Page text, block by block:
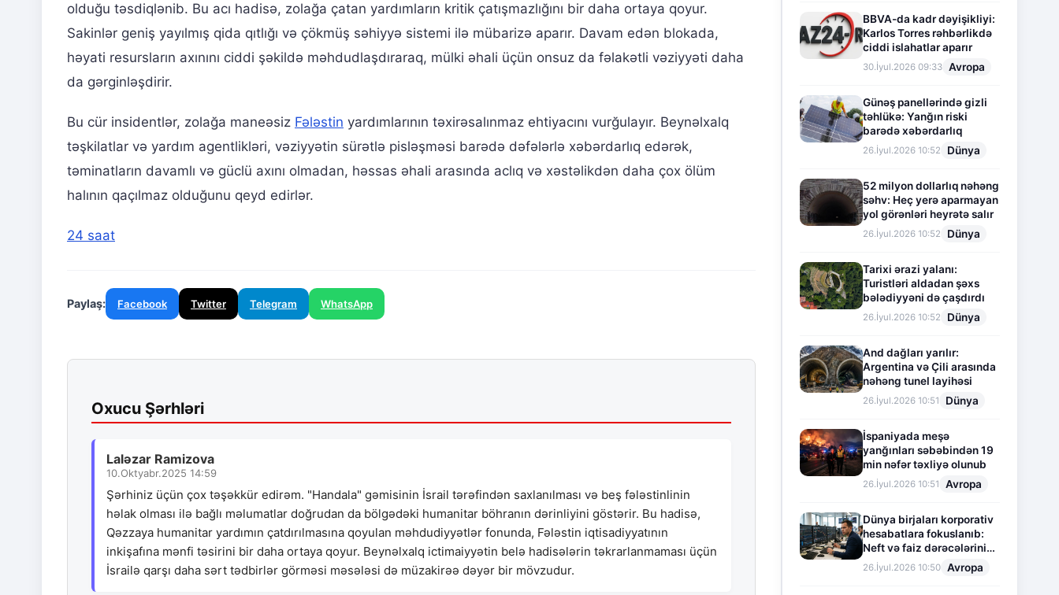
olduğu təsdiqlənib. Bu acı hadisə, zolağa çatan yardımların kritik çatışmazlığını bir daha ortaya qoyur.
Sakinlər geniş yayılmış qida qıtlığı və çökmüş səhiyyə sistemi ilə mübarizə aparır. Davam edən blokada,
həyati resursların axınını ciddi şəkildə məhdudlaşdıraraq, mülki əhali üçün onsuz da fəlakətli vəziyyəti daha
da gərginləşdirir.
Bu cür insidentlər, zolağa maneəsiz Fələstin yardımlarının təxirəsalınmaz ehtiyacını vurğulayır. Beynəlxalq
təşkilatlar və yardım agentlikləri, vəziyyətin sürətlə pisləşməsi barədə dəfələrlə xəbərdarlıq edərək,
təminatların davamlı və güclü axını olmadan, həssas əhali arasında aclıq və xəstəlikdən daha çox ölüm
halının qaçılmaz olduğunu qeyd edirlər.
24 saat
Paylaş: Facebook Twitter Telegram WhatsApp
Oxucu Şərhləri
Laləzar Ramizova
10.Oktyabr.2025 14:59
Şərhiniz üçün çox təşəkkür edirəm. "Handala" gəmisinin İsrail tərəfindən saxlanılması və beş fələstinlinin
həlak olması ilə bağlı məlumatlar doğrudan da bölgədəki humanitar böhranın dərinliyini göstərir. Bu hadisə,
Qəzzaya humanitar yardımın çatdırılmasına qoyulan məhdudiyyətlər fonunda, Fələstin iqtisadiyyatının
inkişafına mənfi təsirini bir daha ortaya qoyur. Beynəlxalq ictimaiyyətin belə hadisələrin təkrarlanmaması üçün
İsrailə qarşı daha sərt tədbirlər görməsi məsələsi də müzakirəə dəyər bir mövzudur.
BBVA-da kadr dəyişikliyi:
Karlos Torres rəhbərlikdə
ciddi islahatlar aparır
30.İyul.2026 09:33 Avropa
Günəş panellərində gizli
təhlükə: Yanğın riski
barədə xəbərdarlıq
26.İyul.2026 10:52 Dünya
52 milyon dollarlıq nəhəng
səhv: Heç yerə aparmayan
yol görənləri heyrətə salır
26.İyul.2026 10:52 Dünya
Tarixi ərazi yalanı:
Turistləri aldadan şəxs
bələdiyyəni də çaşdırdı
26.İyul.2026 10:52 Dünya
And dağları yarılır:
Argentina və Çili arasında
nəhəng tunel layihəsi
26.İyul.2026 10:51 Dünya
İspaniyada meşə
yanğınları səbəbindən 19
min nəfər təxliyə olunub
26.İyul.2026 10:51 Avropa
Dünya birjaları korporativ
hesabatlara fokuslanıb:
Neft və faiz dərəcələrinin
təsiri altında cari vəziyyət
26.İyul.2026 10:50 Avropa